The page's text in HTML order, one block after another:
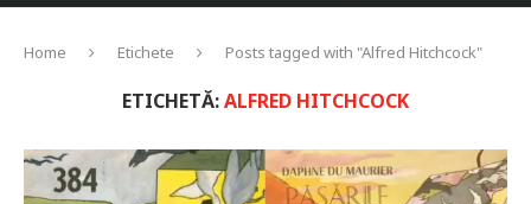
Home Etichete Posts tagged with "Alfred Hitchcock"
ETICHETĂ:ALFRED HITCHCOCK